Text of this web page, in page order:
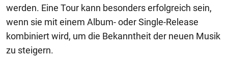
werden. Eine Tour kann besonders erfolgreich sein,
wenn sie mit einem Album- oder Single-Release
kombiniert wird, um die Bekanntheit der neuen Musik
zu steigern.